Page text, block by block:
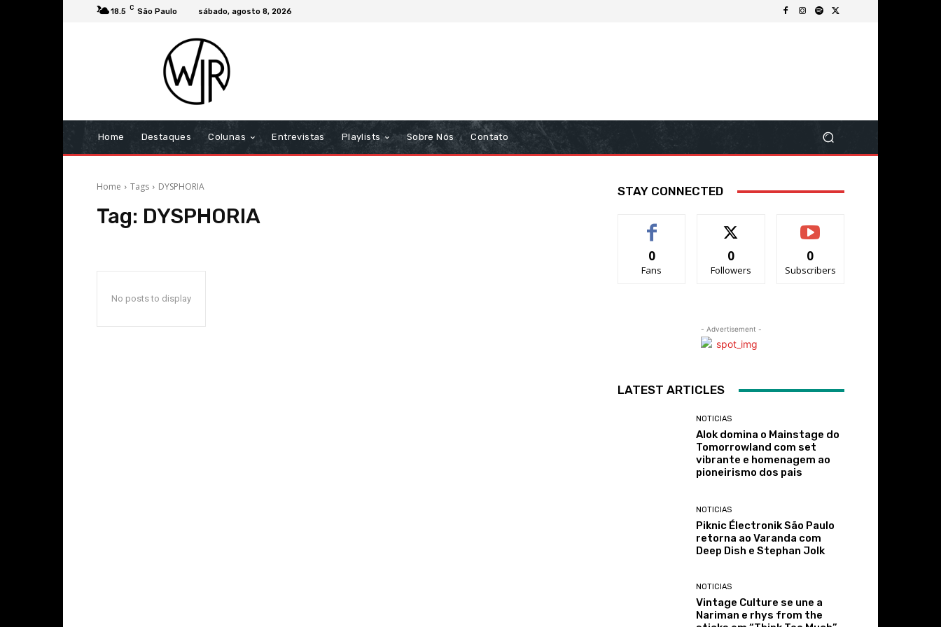
18.5 C São Paulo sábado, agosto 8, 2026
Home Destaques Colunas Entrevistas Playlists Sobre Nós Contato
Home Tags DYSPHORIA
Tag: DYSPHORIA
No posts to display
STAY CONNECTED
0
Fans
0
Followers
0
Subscribers
- Advertisement -
LATEST ARTICLES
NOTICIAS
Alok domina o Mainstage do
Tomorrowland com set
vibrante e homenagem ao
pioneirismo dos pais
NOTICIAS
Piknic Électronik São Paulo
retorna ao Varanda com
Deep Dish e Stephan Jolk
NOTICIAS
Vintage Culture se une a
Nariman e rhys from the